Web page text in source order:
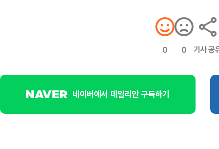
0 0 기사 공
네이버에서 데일리안 구독하기